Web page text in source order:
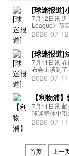
[球迷报道]
队史最佳
7月12日讯
League》节
的（印第安
都会是一名步
2026-07-12
[球迷报道]
副其实提
7月11日讯
布会上谈到
前我们仅在
杯，这已经
2026-07-11
【利物浦
洛普时代过
7月11日讯
球迷群体中
成。作为利
育集团（
2026-07-11
首页 上一